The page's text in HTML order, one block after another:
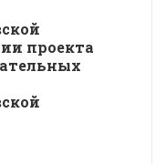
проекта